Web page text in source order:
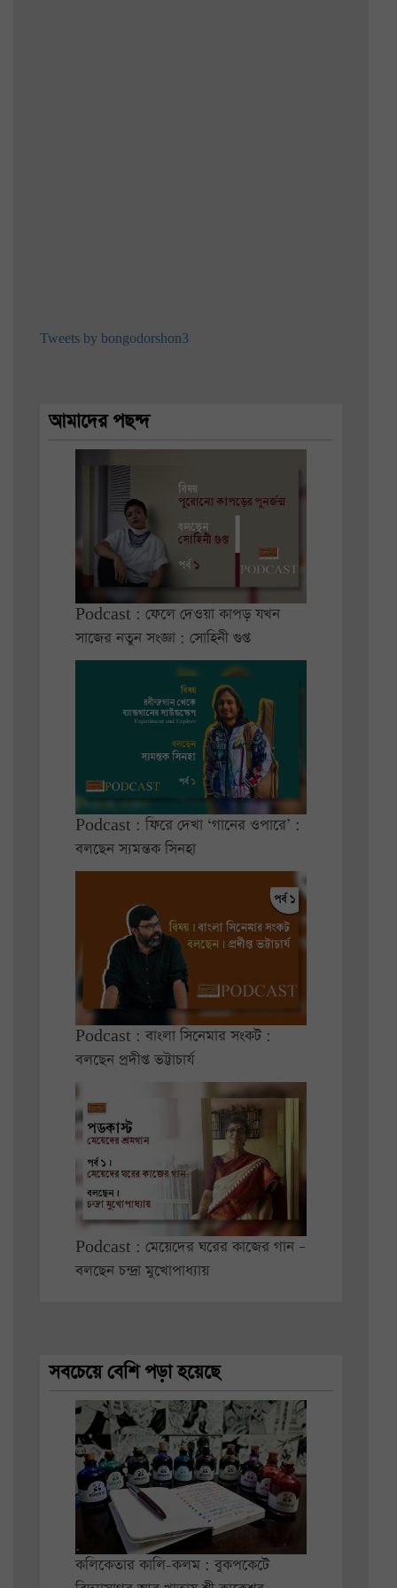
Tweets by bongodorshon3
আমাদের পছন্দ
Podcast : ফেলে দেওয়া কাপড় যখন
সাজের নতুন সংজ্ঞা : সোহিনী গুপ্ত
Podcast : ফিরে দেখা ‘গানের ওপারে’ :
বলছেন স্যমন্তক সিনহা
Podcast : বাংলা সিনেমার সংকট :
বলছেন প্রদীপ্ত ভট্টাচার্য
Podcast : মেয়েদের ঘরের কাজের গান –
বলছেন চন্দ্রা মুখোপাধ্যায়
সবচেয়ে বেশি পড়া হয়েছে
কলিকেতার কালি-কলম : বুকপকেটে